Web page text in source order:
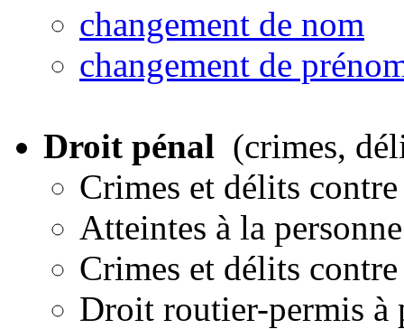
changement de nom
changement de
Droit pénal (crimes,
Crimes et délits
Atteintes à la
Crimes et délits
Droit routier-permis à